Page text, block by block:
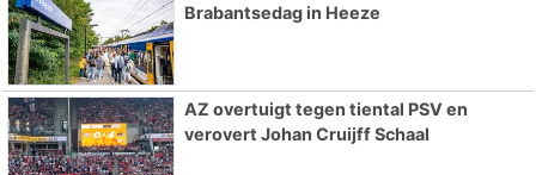
Brabantsedag in Heeze
AZ overtuigt tegen tiental PSV en
verovert Johan Cruijff Schaal